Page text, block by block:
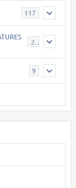
117
26
9